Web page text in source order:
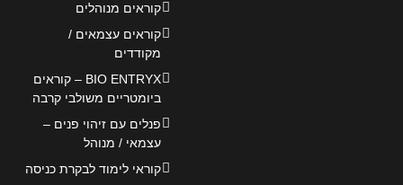
קוראים מנוהלים
קוראים עצמאים /
מקודדים
BIO ENTRYX – קוראים
ביומטריים משולבי קרבה
פנלים עם זיהוי פנים –
עצמאי / מנוהל
קוראי לימוד לבקרת כניסה